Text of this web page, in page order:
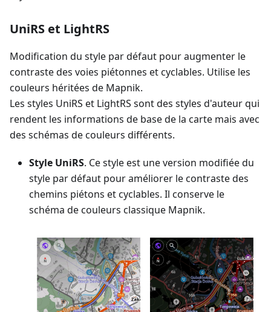
UniRS et LightRS
Modification du style par défaut pour augmenter le
contraste des voies piétonnes et cyclables. Utilise les
couleurs héritées de Mapnik.
Les styles UniRS et LightRS sont des styles d'auteur qui
rendent les informations de base de la carte mais avec
des schémas de couleurs différents.
Style UniRS. Ce style est une version modifiée du
style par défaut pour améliorer le contraste des
chemins piétons et cyclables. Il conserve le
schéma de couleurs classique Mapnik.